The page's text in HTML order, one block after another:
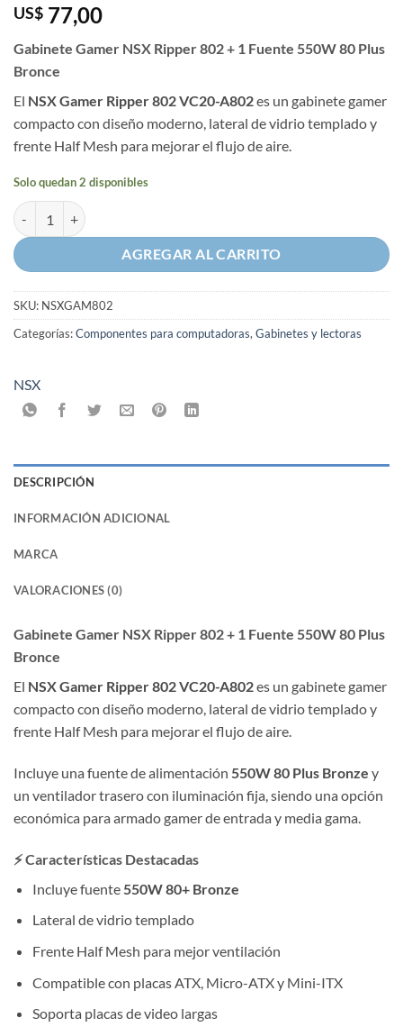
US$ 77,00
Gabinete Gamer NSX Ripper 802 + 1 Fuente 550W 80 Plus
Bronce
El NSX Gamer Ripper 802 VC20-A802es un gabinete gamer
compacto con diseño moderno, lateral de vidrio templado y
frente Half Mesh para mejorar el flujo de aire.
Solo quedan 2 disponibles
Gabinete Gamer NSX Ripper 802 + 1 Fuente 550W 80 Plus Bronce
AGREGAR AL CARRITO
SKU: NSXGAM802
Categorías:Componentes para computadoras, Gabinetes y lectoras
NSX
DESCRIPCIÓN
INFORMACIÓN ADICIONAL
MARCA
VALORACIONES (0)
Gabinete Gamer NSX Ripper 802 + 1 Fuente 550W 80 Plus
Bronce
El NSX Gamer Ripper 802 VC20-A802es un gabinete gamer
compacto con diseño moderno, lateral de vidrio templado y
frente Half Mesh para mejorar el flujo de aire.
Incluye una fuente de alimentación 550W 80 Plus Bronze y
un ventilador trasero con iluminación fija, siendo una opción
económica para armado gamer de entrada y media gama.
⚡ Características Destacadas
Incluye fuente 550W 80+ Bronze
Lateral de vidrio templado
Frente Half Mesh para mejor ventilación
Compatible con placas ATX, Micro-ATX y Mini-ITX
Soporta placas de video largas